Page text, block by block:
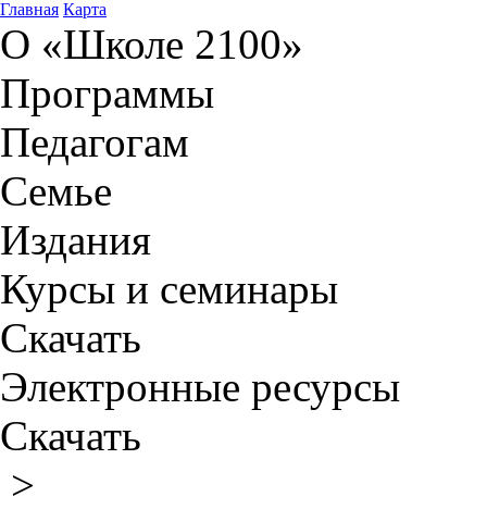
Главная Карта
О «Школе 2100»
Программы
Педагогам
Семье
Издания
Курсы и семинары
Скачать
Электронные ресурсы
Скачать
>